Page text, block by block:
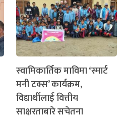
स्वामिकार्तिक माविमा ‘स्मार्ट
मनी टक्स’ कार्यक्रम,
विद्यार्थीलाई वित्तीय
साक्षरताबारे सचेतना